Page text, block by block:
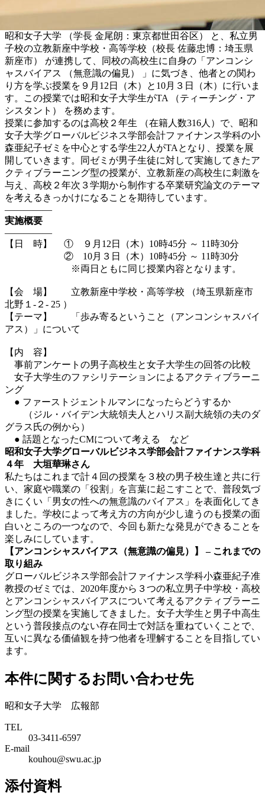
昭和女子大学 （学長 金尾朗：東京都世田谷区） と、私立男
子校の立教新座中学校・高等学校（校長 佐藤忠博：埼玉県
新座市） が連携して、同校の高校生に自身の「アンコンシ
ャスバイアス （無意識の偏見） 」に気づき、他者との関わ
り方を学ぶ授業を９月12日（木）と10月３日（木）に行いま
す。この授業では昭和女子大学生がTA （ティーチング・ア
シスタント） を務めます。
授業に参加するのは高校２年生 （在籍人数316人）で、昭和
女子大学グローバルビジネス学部会計ファイナンス学科の小
森亜紀子ゼミを中心とする学生22人がTAとなり、授業を展
開していきます。同ゼミが男子生徒に対して実施してきたア
クティブラーニング型の授業が、立教新座の高校生に刺激を
与え、高校２年次３学期から制作する卒業研究論文のテーマ
を考えるきっかけになることを期待しています。
—————
実施概要
—————
【日 時】 ① ９月12日（木）10時45分 ～ 11時30分
② 10月３日（木）10時45分 ～ 11時30分
※両日ともに同じ授業内容となります。
【会 場】 立教新座中学校・高等学校 （埼玉県新座市
北野１-２- 25 ）
【テーマ】 「歩み寄るということ（アンコンシャスバイ
アス）」について
【内 容】
事前アンケートの男子高校生と女子大学生の回答の比較
女子大学生のファシリテーションによるアクティブラーニ
ング
● ファーストジェントルマンになったらどうするか
（ジル・バイデン大統領夫人とハリス副大統領の夫のダ
グラス氏の例から）
● 話題となったCMについて考える など
昭和女子大学グローバルビジネス学部会計ファイナンス学科
４年 大垣華琳さん
私たちはこれまで計４回の授業を３校の男子校生達と共に行
い、家庭や職業の「役割」を言葉に起こすことで、普段気づ
きにくい「男女の性への無意識のバイアス」を表面化してき
ました。学校によって考え方の方向が少し違うのも授業の面
白いところの一つなので、今回も新たな発見ができることを
楽しみにしています。
【アンコンシャスバイアス（無意識の偏見）】 – これまでの
取り組み
グローバルビジネス学部会計ファイナンス学科小森亜紀子准
教授のゼミでは、2020年度から３つの私立男子中学校・高校
とアンコンシャスバイアスについて考えるアクティブラーニ
ング型の授業を実施してきました。女子大学生と男子中高生
という普段接点のない存在同士で対話を重ねていくことで、
互いに異なる価値観を持つ他者を理解することを目指してい
ます。
本件に関するお問い合わせ先
昭和女子大学 広報部
TEL
03-3411-6597
E-mail
kouhou@swu.ac.jp
添付資料